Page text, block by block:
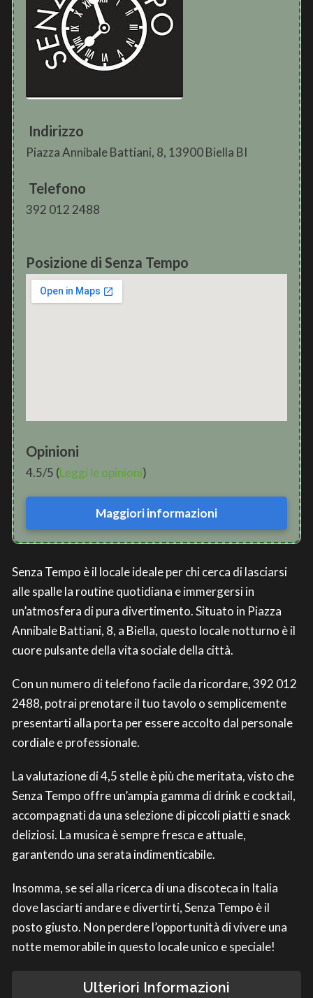
Indirizzo
Piazza Annibale Battiani, 8, 13900 Biella BI
Telefono
392 012 2488
Posizione di Senza Tempo
Opinioni
4.5/5 (Leggi le opinioni)
Maggiori informazioni
Senza Tempo è il locale ideale per chi cerca di lasciarsi
alle spalle la routine quotidiana e immergersi in
un’atmosfera di pura divertimento. Situato in Piazza
Annibale Battiani, 8, a Biella, questo locale notturno è il
cuore pulsante della vita sociale della città.
Con un numero di telefono facile da ricordare, 392 012
2488, potrai prenotare il tuo tavolo o semplicemente
presentarti alla porta per essere accolto dal personale
cordiale e professionale.
La valutazione di 4,5 stelle è più che meritata, visto che
Senza Tempo offre un’ampia gamma di drink e cocktail,
accompagnati da una selezione di piccoli piatti e snack
deliziosi. La musica è sempre fresca e attuale,
garantendo una serata indimenticabile.
Insomma, se sei alla ricerca di una discoteca in Italia
dove lasciarti andare e divertirti, Senza Tempo è il
posto giusto. Non perdere l’opportunità di vivere una
notte memorabile in questo locale unico e speciale!
Ulteriori Informazioni